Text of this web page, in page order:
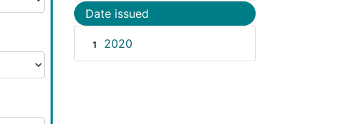
Date issued
1 2020